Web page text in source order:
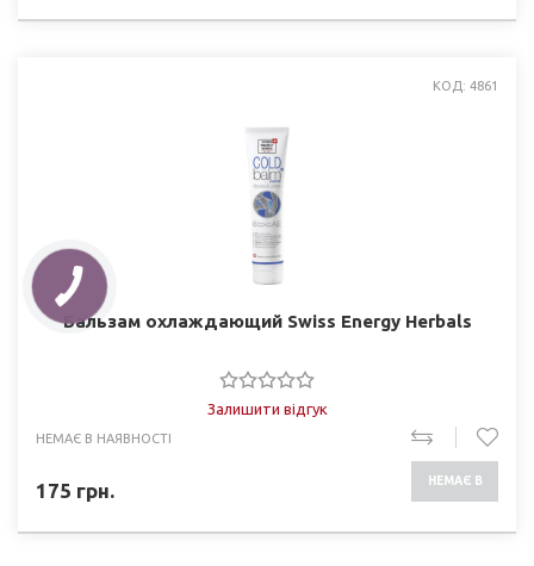
КОД: 4861
Бальзам охлаждающий Swiss Energy Herbals
Залишити відгук
НЕМАЄ В НАЯВНОСТІ
175 грн. НЕМАЄ В